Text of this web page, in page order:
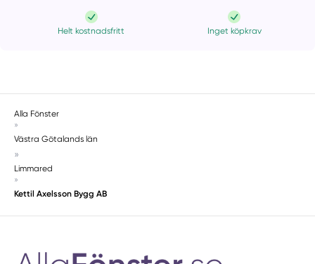
Helt kostnadsfritt Inget köpkrav
Alla Fönster
»
Västra Götalands län
»
Limmared
»
Kettil Axelsson Bygg AB